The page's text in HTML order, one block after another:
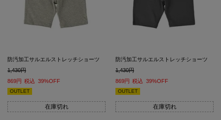
防汚加工サルエルストレッチショーツ
1,430
869
税込 39%OFF
OUTLET
在庫切れ
防汚加工サルエルストレッチショーツ
1,430
869
税込 39%OFF
OUTLET
在庫切れ